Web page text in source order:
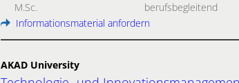
M.Sc.
berufsbegleitend
Informationsmaterial anfordern
AKAD University